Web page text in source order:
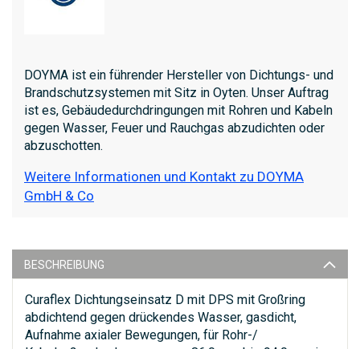
DOYMA ist ein führender Hersteller von Dichtungs- und
Brandschutzsystemen mit Sitz in Oyten. Unser Auftrag
ist es, Gebäudedurchdringungen mit Rohren und Kabeln
gegen Wasser, Feuer und Rauchgas abzudichten oder
abzuschotten.
Weitere Informationen und Kontakt zu DOYMA
GmbH & Co
BESCHREIBUNG
Curaflex Dichtungseinsatz D mit DPS mit Großring
abdichtend gegen drückendes Wasser, gasdicht,
Aufnahme axialer Bewegungen, für Rohr-/